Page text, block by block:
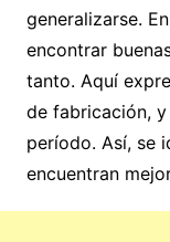
generalizarse.
encontrar
tanto. Aquí
de fabricación,
período. Así, se
encuentran